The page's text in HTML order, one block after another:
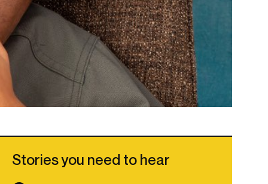
Stories you need to hear